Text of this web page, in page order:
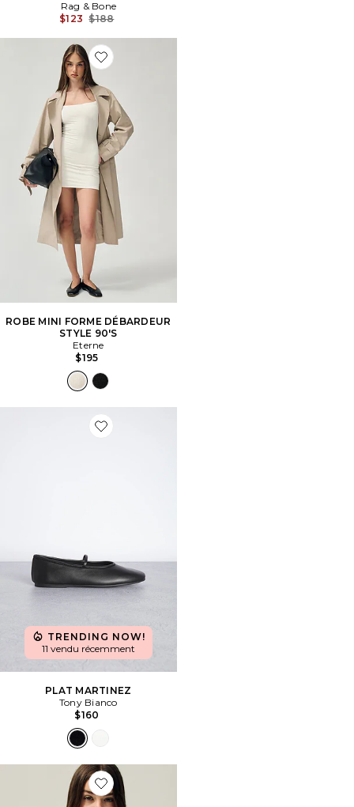
Rag & Bone
$123 Previous price:
$188
Favorite ROBE MINI FORME DÉBARDEUR STYLE 90'S
ROBE MINI FORME DÉBARDEUR
STYLE 90'S
Eterne
$195
Favorite PLAT MARTINEZ
TRENDING NOW!
11 vendu récemment
PLAT MARTINEZ
Tony Bianco
$160
Favorite CARACO